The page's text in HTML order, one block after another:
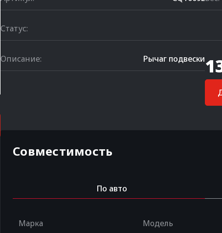
Статус:
Описание: Рычаг подвески
Совместимость
По авто
Марка Модель